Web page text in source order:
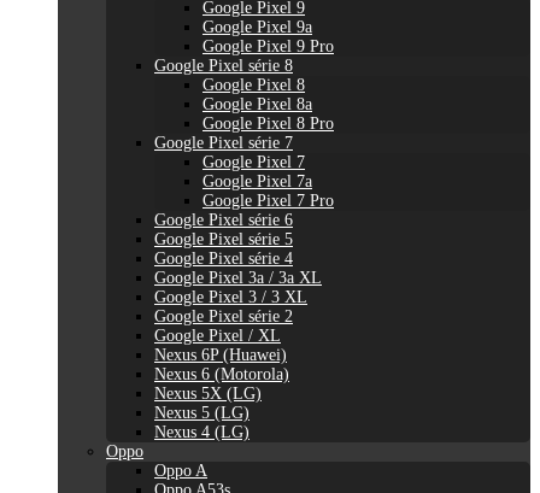
Google Pixel 9
Google Pixel 9a
Google Pixel 9 Pro
Google Pixel série 8
Google Pixel 8
Google Pixel 8a
Google Pixel 8 Pro
Google Pixel série 7
Google Pixel 7
Google Pixel 7a
Google Pixel 7 Pro
Google Pixel série 6
Google Pixel série 5
Google Pixel série 4
Google Pixel 3a / 3a XL
Google Pixel 3 / 3 XL
Google Pixel série 2
Google Pixel / XL
Nexus 6P (Huawei)
Nexus 6 (Motorola)
Nexus 5X (LG)
Nexus 5 (LG)
Nexus 4 (LG)
Oppo
Oppo A